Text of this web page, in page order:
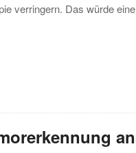
verringern. Das würde